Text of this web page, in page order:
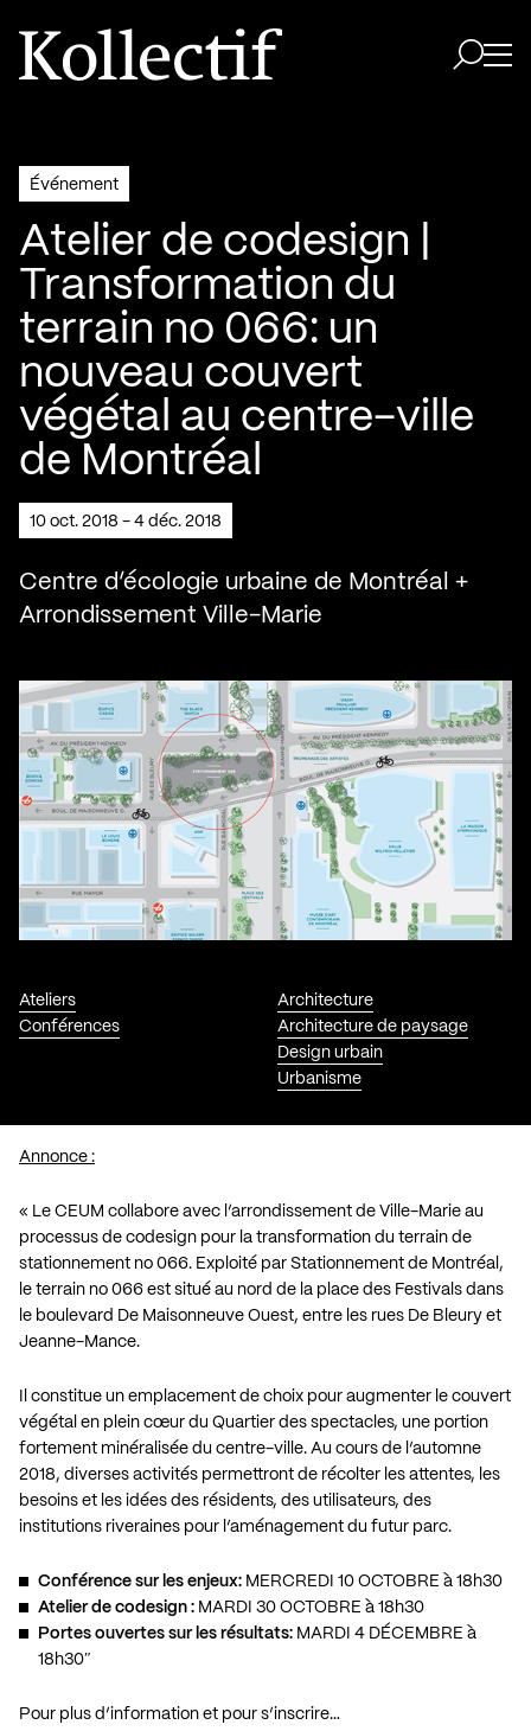
Aller à la page d'accueil
Logo Kollectif
Événement
Atelier de codesign |
Transformation du
terrain no 066: un
nouveau couvert
végétal au centre-ville
de Montréal
10 oct. 2018 - 4 déc. 2018
Centre d’écologie urbaine de Montréal +
Arrondissement Ville-Marie
Ateliers
Conférences
Architecture
Architecture de paysage
Design urbain
Urbanisme
Annonce :
« Le CEUM collabore avec l’arrondissement de Ville-Marie au
processus de codesign pour la transformation du terrain de
stationnement no 066. Exploité par Stationnement de Montréal,
le terrain no 066 est situé au nord de la place des Festivals dans
le boulevard De Maisonneuve Ouest, entre les rues De Bleury et
Jeanne-Mance.
Il constitue un emplacement de choix pour augmenter le couvert
végétal en plein cœur du Quartier des spectacles, une portion
fortement minéralisée du centre-ville. Au cours de l’automne
2018, diverses activités permettront de récolter les attentes, les
besoins et les idées des résidents, des utilisateurs, des
institutions riveraines pour l’aménagement du futur parc.
Conférence sur les enjeux: MERCREDI 10 OCTOBRE à 18h30
Atelier de codesign : MARDI 30 OCTOBRE à 18h30
Portes ouvertes sur les résultats: MARDI 4 DÉCEMBRE à
18h30″
Pour plus d’information et pour s’inscrire…